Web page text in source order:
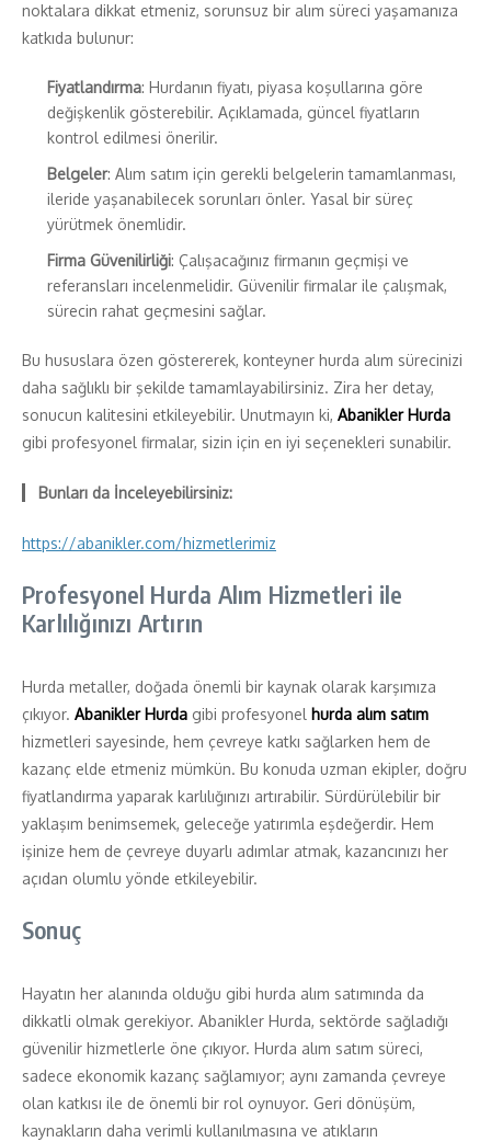
noktalara dikkat etmeniz, sorunsuz bir alım süreci yaşamanıza
katkıda bulunur:
Fiyatlandırma: Hurdanın fiyatı, piyasa koşullarına göre
değişkenlik gösterebilir. Açıklamada, güncel fiyatların
kontrol edilmesi önerilir.
Belgeler: Alım satım için gerekli belgelerin tamamlanması,
ileride yaşanabilecek sorunları önler. Yasal bir süreç
yürütmek önemlidir.
Firma Güvenilirliği: Çalışacağınız firmanın geçmişi ve
referansları incelenmelidir. Güvenilir firmalar ile çalışmak,
sürecin rahat geçmesini sağlar.
Bu hususlara özen göstererek, konteyner hurda alım sürecinizi
daha sağlıklı bir şekilde tamamlayabilirsiniz. Zira her detay,
sonucun kalitesini etkileyebilir. Unutmayın ki, Abanikler Hurda
gibi profesyonel firmalar, sizin için en iyi seçenekleri sunabilir.
Bunları da İnceleyebilirsiniz:
https://abanikler.com/hizmetlerimiz
Profesyonel Hurda Alım Hizmetleri ile
Karlılığınızı Artırın
Hurda metaller, doğada önemli bir kaynak olarak karşımıza
çıkıyor. Abanikler Hurda gibi profesyonel hurda alım satım
hizmetleri sayesinde, hem çevreye katkı sağlarken hem de
kazanç elde etmeniz mümkün. Bu konuda uzman ekipler, doğru
fiyatlandırma yaparak karlılığınızı artırabilir. Sürdürülebilir bir
yaklaşım benimsemek, geleceğe yatırımla eşdeğerdir. Hem
işinize hem de çevreye duyarlı adımlar atmak, kazancınızı her
açıdan olumlu yönde etkileyebilir.
Sonuç
Hayatın her alanında olduğu gibi hurda alım satımında da
dikkatli olmak gerekiyor. Abanikler Hurda, sektörde sağladığı
güvenilir hizmetlerle öne çıkıyor. Hurda alım satım süreci,
sadece ekonomik kazanç sağlamıyor; aynı zamanda çevreye
olan katkısı ile de önemli bir rol oynuyor. Geri dönüşüm,
kaynakların daha verimli kullanılmasına ve atıkların